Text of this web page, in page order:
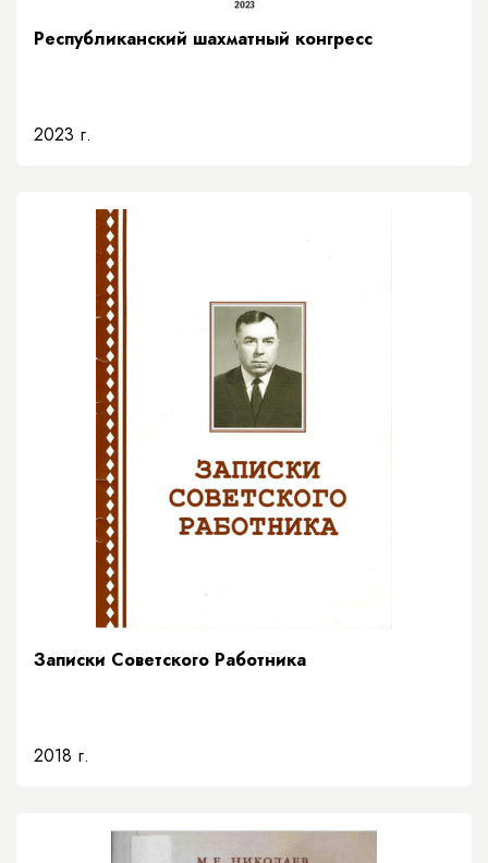
Республиканский шахматный конгресс
2023 г.
Записки Советского Работника
2018 г.